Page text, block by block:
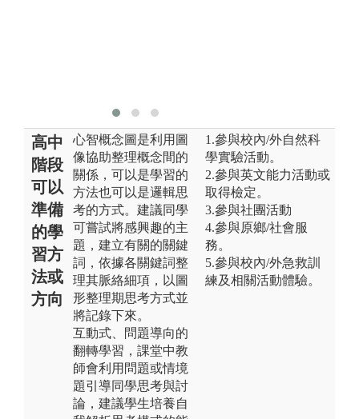
高中
階段
可以
準備
的學
習方
法或
方向
心智概念圖是利用圖
像協助整理概念間的
關係，可以是學習的
方法也可以是邏輯思
考的方式。建議同學
可嘗試將感興趣的主
題，建立有關的關鍵
詞，依據各關鍵詞整
理其脈絡細項，以圖
形整理期思考方式並
將記錄下來。
互動式、問題導向的
翻轉學習，課堂中教
師會利用問題或情境
題引導同學思考與討
論，建議學生培養自
1.參與校內/外自然科
學實驗活動。
2.參與英文能力活動或
取得檢定。
3.參與社團活動
4.參與原鄉/社會服
務。
5.參與校內/外急救訓
練及相關活動體驗。